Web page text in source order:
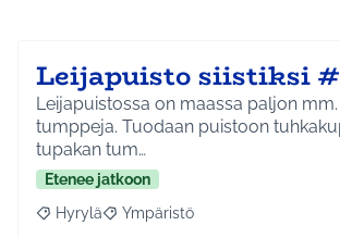
Leijapuisto siistiksi
Leijapuistossa on maassa paljon
tumppeja. Tuodaan puistoon
tupakan tum…
Etenee jatkoon
Rajaa tulokset aihepiirin mukaan: Hyrylä
Hyrylä Rajaa tulokset teeman mukaan:
Ympäristö